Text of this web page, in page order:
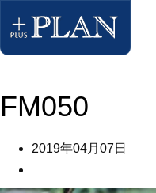
FM050
2019年04月07日